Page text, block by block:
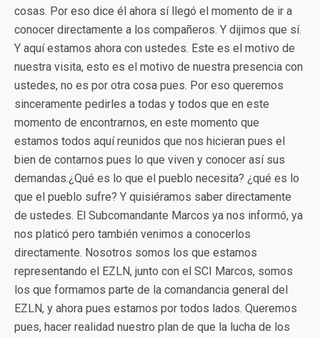
cosas. Por eso dice él ahora sí llegó el momento de ir a
conocer directamente a los compañeros. Y dijimos que sí.
Y aquí estamos ahora con ustedes. Este es el motivo de
nuestra visita, esto es el motivo de nuestra presencia con
ustedes, no es por otra cosa pues. Por eso queremos
sinceramente pedirles a todas y todos que en este
momento de encontrarnos, en este momento que
estamos todos aquí reunidos que nos hicieran pues el
bien de contarnos pues lo que viven y conocer así sus
demandas.¿Qué es lo que el pueblo necesita? ¿qué es lo
que el pueblo sufre? Y quisiéramos saber directamente
de ustedes. El Subcomandante Marcos ya nos informó, ya
nos platicó pero también venimos a conocerlos
directamente. Nosotros somos los que estamos
representando el EZLN, junto con el SCI Marcos, somos
los que formamos parte de la comandancia general del
EZLN, y ahora pues estamos por todos lados. Queremos
pues, hacer realidad nuestro plan de que la lucha de los